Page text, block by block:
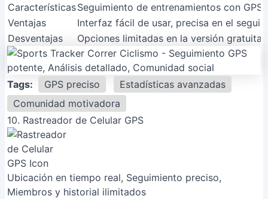
CaracterísticasSeguimiento de entrenamientos con
Ventajas
Interfaz fácil de usar, precisa en el
Desventajas
Opciones limitadas en la versión
Tags: GPS preciso
Estadísticas avanzadas
Comunidad motivadora
10. Rastreador de Celular GPS
Ubicación en tiempo real, Seguimiento preciso,
Miembros y historial ilimitados